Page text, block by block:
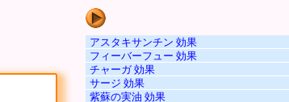
アスタキサンチン 効果
フィーバーフュー 効果
チャーガ 効果
サージ 効果
紫蘇の実油 効果